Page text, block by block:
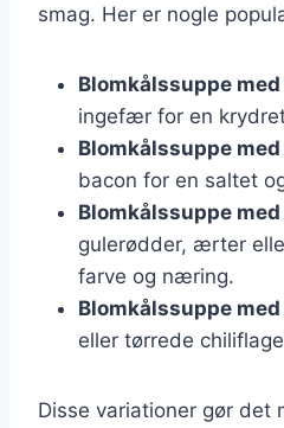
smag. Her er nogle
Blomkålssuppe
ingefær for en
Blomkålssuppe
bacon for en saltet
Blomkålssuppe
gulerødder, ærter
farve og næring.
Blomkålssuppe
eller tørrede
Disse variationer gør det